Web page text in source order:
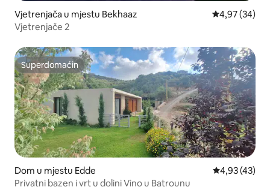
Vjetrenjača u mjestu Bekhaaz Prosječna
4,97 (34)
Vjetrenjače 2
Superdomaćin
Superdomaćin
Dom u mjestu Edde Prosječna
4,93 (43)
Privatni bazen i vrt u dolini Vino u Batrounu